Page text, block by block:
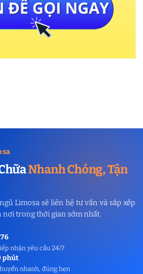
Nhanh Chóng, Tận
Limosa sẽ liên hệ tư vấn và sắp xếp
nơi trong thời gian sớm nhất.
nhận yêu cầu 24/7
phút
nhanh, đúng hẹn